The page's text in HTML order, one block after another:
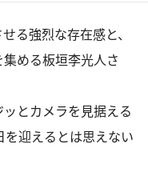
る強烈な存在感と、
める板垣李光人さ
とカメラを見据える
迎えるとは思えない